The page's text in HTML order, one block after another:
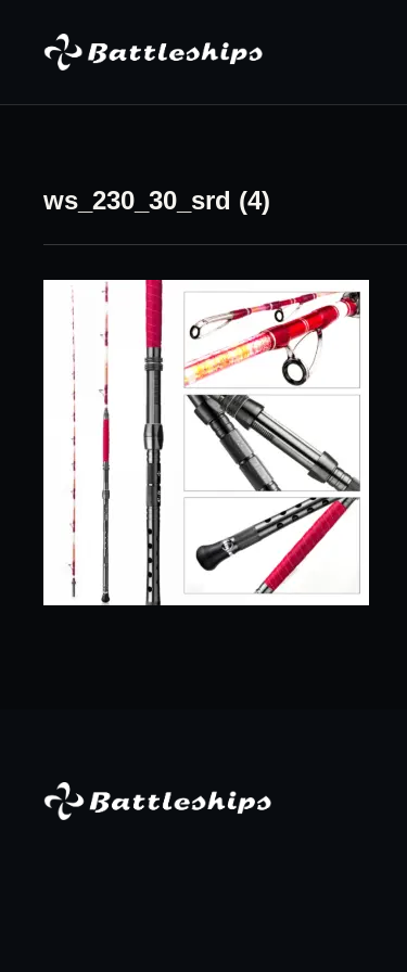
ws_230_30_srd (4)